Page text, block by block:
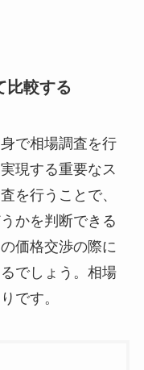
比較する
で相場調査を行
現する重要なス
を行うことで、
かを判断できる
価格交渉の際に
でしょう。相場
です。